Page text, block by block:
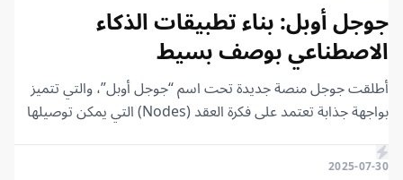
جوجل أوبل: بناء تطبيقات الذكاء
الاصطناعي بوصف بسيط
أطلقت جوجل منصة جديدة تحت اسم “جوجل أوبل”، والتي تتميز
بواجهة جذابة تعتمد على فكرة العقد (Nodes) التي يمكن توصيلها
الأساسية في هذه المنصة التجريبية هي تمكين المستخدم من إنشاء
2025-07-30